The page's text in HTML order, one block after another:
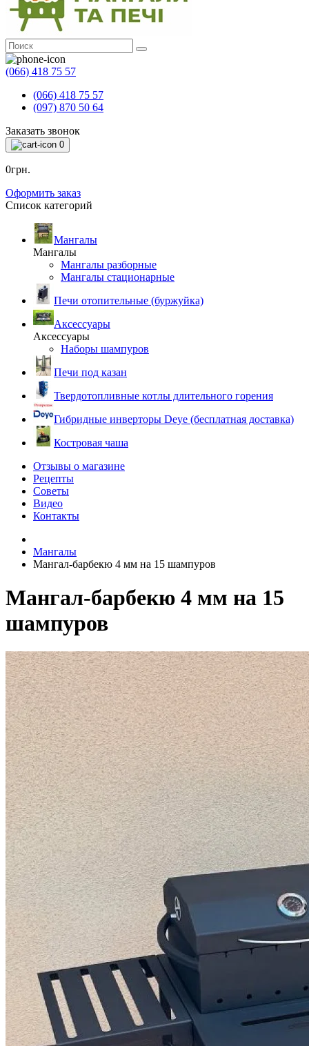
(066) 418 75 57
(066) 418 75 57
(097) 870 50 64
Заказать звонок
0
0грн.
Оформить заказ
Список категорий
Мангалы
Мангалы
Мангалы разборные
Мангалы стационарные
Печи отопительные (буржуйка)
Аксессуары
Аксессуары
Наборы шампуров
Печи под казан
Твердотопливные котлы длительного горения
Гибридные инверторы Deye (бесплатная доставка)
Костровая чаша
Отзывы о магазине
Рецепты
Советы
Видео
Контакты
Мангалы
Мангал-барбекю 4 мм на 15 шампуров
Мангал-барбекю 4 мм на 15
шампуров